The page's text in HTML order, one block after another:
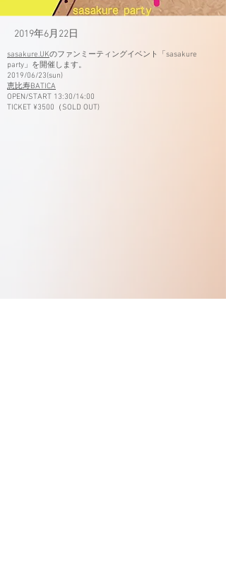
2019年6月22日
sasakure.UKのファンミーティングイベント「sasakure
party」を開催します。
2019/06/23(sun)
恵比寿BATICA
OPEN/START 13:30/14:00
TICKET ¥3500（SOLD OUT)